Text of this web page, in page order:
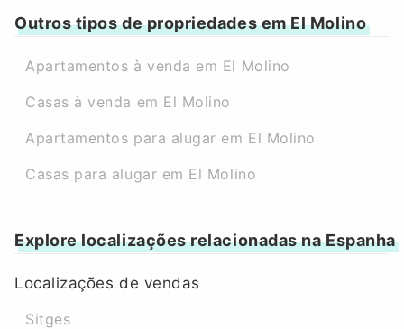
Outros tipos de propriedades em El Molino
Apartamentos à venda em El Molino
Casas à venda em El Molino
Apartamentos para alugar em El Molino
Casas para alugar em El Molino
Explore localizações relacionadas na Espanha
Localizações de vendas
Sitges